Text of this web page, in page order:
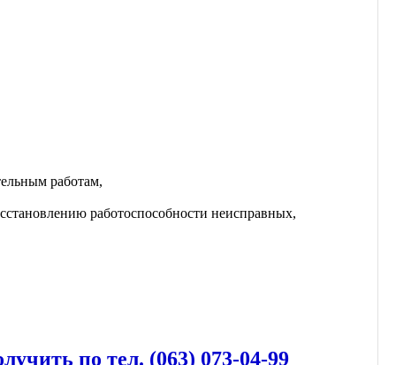
работам,
работоспособности неисправных,
по тел. (063) 073-04-99